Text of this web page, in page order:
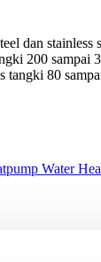
dan stainless
200 sampai
tangki 80
Water